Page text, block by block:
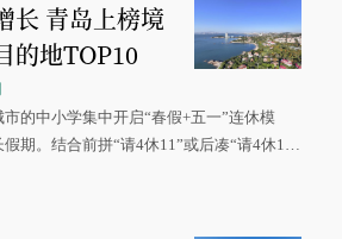
长 青岛上榜境
的地TOP10
的中小学集中开启“春假+五一”连休模
期。结合前拼“请4休11”或后凑“请4休1